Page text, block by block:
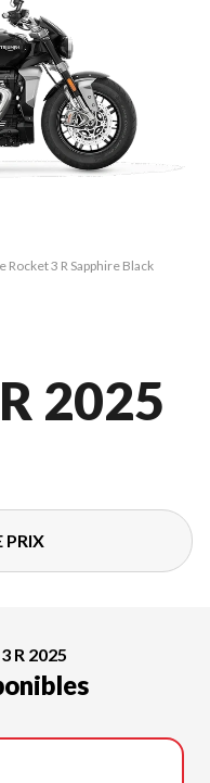
3 R Sapphire Black
2025
PRIX
R 2025